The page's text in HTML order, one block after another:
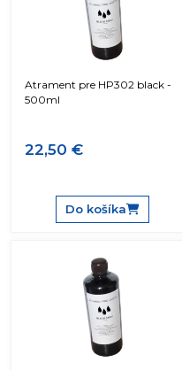
Atrament pre HP302 black -
500ml
22,50 €
Do košíka